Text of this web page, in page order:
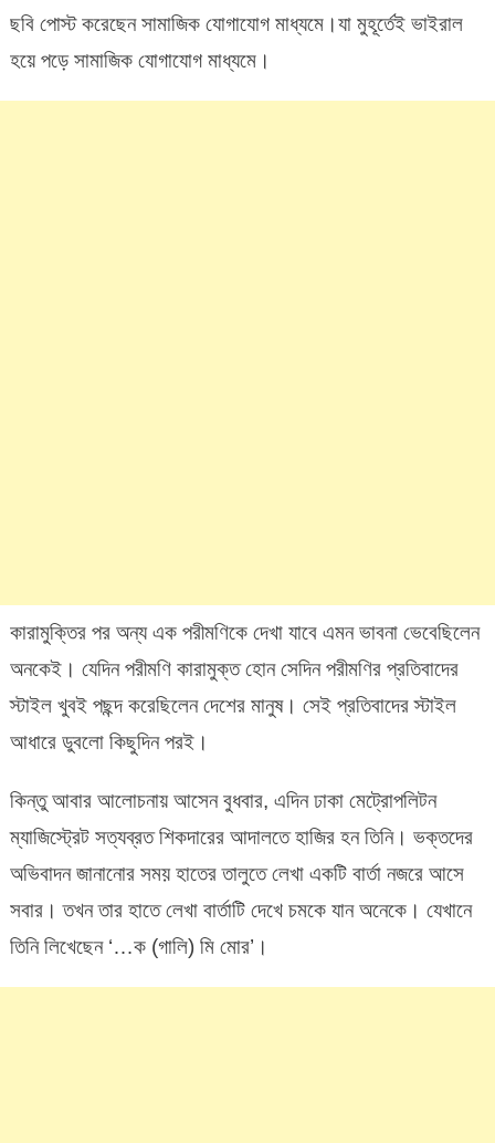
মেয়েদের
প্রভাব
ছবি পোস্ট করেছেন সামাজিক যোগাযোগ মাধ্যমে।যা মুহূর্তেই ভাইরাল
হয়ে পড়ে সামাজিক যোগাযোগ মাধ্যমে।
কারামুক্তির পর অন্য এক পরীমণিকে দেখা যাবে এমন ভাবনা ভেবেছিলেন
অনকেই। যেদিন পরীমণি কারামুক্ত হোন সেদিন পরীমণির প্রতিবাদের
স্টাইল খুবই পছন্দ করেছিলেন দেশের মানুষ। সেই প্রতিবাদের স্টাইল
আধারে ডুবলো কিছুদিন পরই।
কিন্তু আবার আলোচনায় আসেন বুধবার, এদিন ঢাকা মেট্রোপলিটন
ম্যাজিস্ট্রেট সত্যব্রত শিকদারের আদালতে হাজির হন তিনি। ভক্তদের
অভিবাদন জানানোর সময় হাতের তালুতে লেখা একটি বার্তা নজরে আসে
সবার। তখন তার হাতে লেখা বার্তাটি দেখে চমকে যান অনেকে। যেখানে
তিনি লিখেছেন ‘…ক (গালি) মি মোর’।